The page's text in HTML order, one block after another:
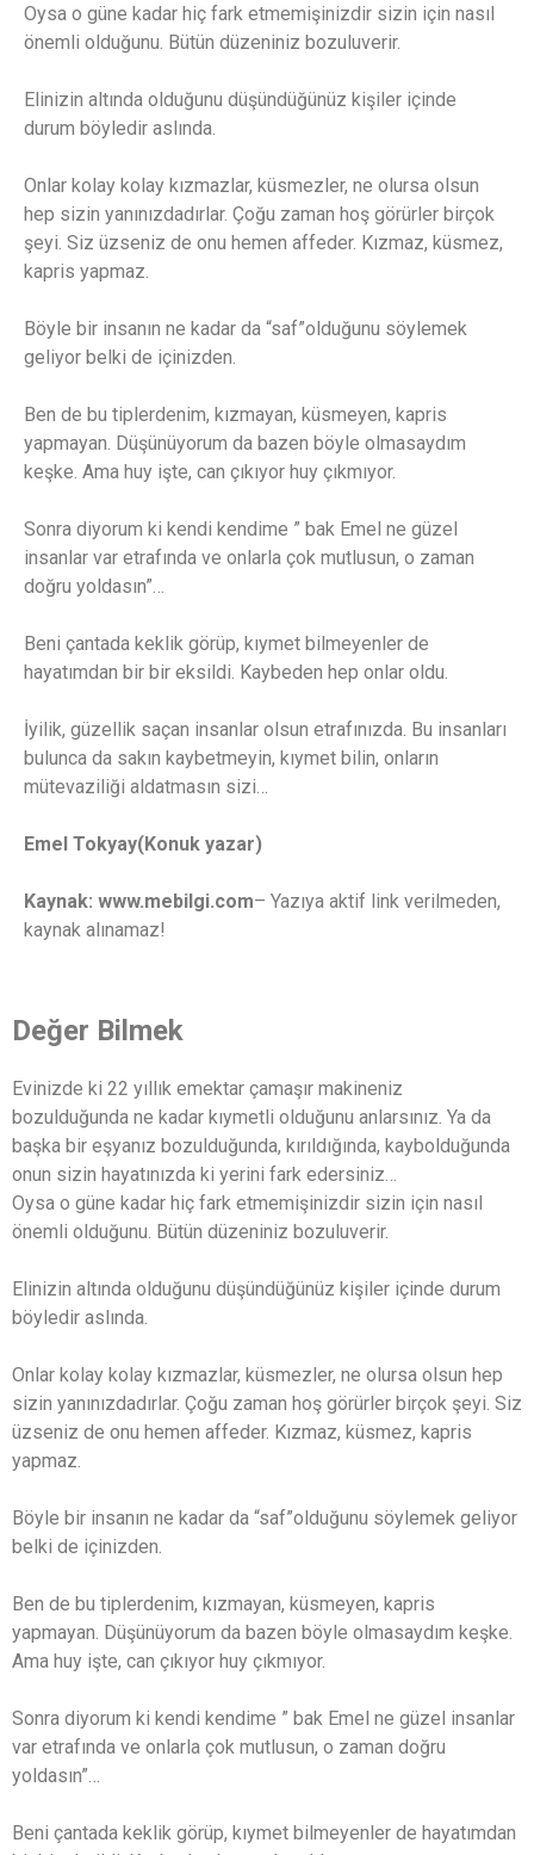
Oysa o güne kadar hiç fark etmemişinizdir sizin için nasıl
önemli olduğunu. Bütün düzeniniz bozuluverir.
Elinizin altında olduğunu düşündüğünüz kişiler içinde
durum böyledir aslında.
Onlar kolay kolay kızmazlar, küsmezler, ne olursa olsun
hep sizin yanınızdadırlar. Çoğu zaman hoş görürler birçok
şeyi. Siz üzseniz de onu hemen affeder. Kızmaz, küsmez,
kapris yapmaz.
Böyle bir insanın ne kadar da “saf”olduğunu söylemek
geliyor belki de içinizden.
Ben de bu tiplerdenim, kızmayan, küsmeyen, kapris
yapmayan. Düşünüyorum da bazen böyle olmasaydım
keşke. Ama huy işte, can çıkıyor huy çıkmıyor.
Sonra diyorum ki kendi kendime ” bak Emel ne güzel
insanlar var etrafında ve onlarla çok mutlusun, o zaman
doğru yoldasın”…
Beni çantada keklik görüp, kıymet bilmeyenler de
hayatımdan bir bir eksildi. Kaybeden hep onlar oldu.
İyilik, güzellik saçan insanlar olsun etrafınızda. Bu insanları
bulunca da sakın kaybetmeyin, kıymet bilin, onların
mütevaziliği aldatmasın sizi…
Emel Tokyay(Konuk yazar)
Kaynak: www.mebilgi.com– Yazıya aktif link verilmeden,
kaynak alınamaz!
Değer Bilmek
Evinizde ki 22 yıllık emektar çamaşır makineniz
bozulduğunda ne kadar kıymetli olduğunu anlarsınız. Ya da
başka bir eşyanız bozulduğunda, kırıldığında, kaybolduğunda
onun sizin hayatınızda ki yerini fark edersiniz…
Oysa o güne kadar hiç fark etmemişinizdir sizin için nasıl
önemli olduğunu. Bütün düzeniniz bozuluverir.
Elinizin altında olduğunu düşündüğünüz kişiler içinde durum
böyledir aslında.
Onlar kolay kolay kızmazlar, küsmezler, ne olursa olsun hep
sizin yanınızdadırlar. Çoğu zaman hoş görürler birçok şeyi. Siz
üzseniz de onu hemen affeder. Kızmaz, küsmez, kapris
yapmaz.
Böyle bir insanın ne kadar da “saf”olduğunu söylemek geliyor
belki de içinizden.
Ben de bu tiplerdenim, kızmayan, küsmeyen, kapris
yapmayan. Düşünüyorum da bazen böyle olmasaydım keşke.
Ama huy işte, can çıkıyor huy çıkmıyor.
Sonra diyorum ki kendi kendime ” bak Emel ne güzel insanlar
var etrafında ve onlarla çok mutlusun, o zaman doğru
yoldasın”…
Beni çantada keklik görüp, kıymet bilmeyenler de hayatımdan